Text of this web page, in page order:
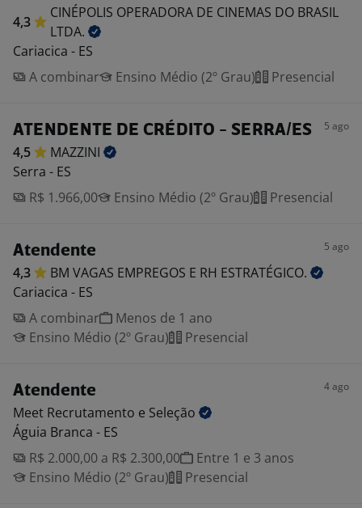
4,3
CINÉPOLIS OPERADORA DE CINEMAS DO BRASIL
LTDA.
Cariacica - ES
A combinar
Ensino Médio (2º Grau) Presencial
ATENDENTE DE CRÉDITO - SERRA/ES 5 ago
4,5
MAZZINI
Serra - ES
R$ 1.966,00
Ensino Médio (2º Grau) Presencial
Atendente 5 ago
4,3 BM VAGAS EMPREGOS E RH ESTRATÉGICO.
Cariacica - ES
A combinar
Menos de 1 ano
Ensino Médio (2º Grau)
Presencial
Atendente 4 ago
Meet Recrutamento e Seleção
Águia Branca - ES
R$ 2.000,00 a R$ 2.300,00
Entre 1 e 3 anos
Ensino Médio (2º Grau)
Presencial